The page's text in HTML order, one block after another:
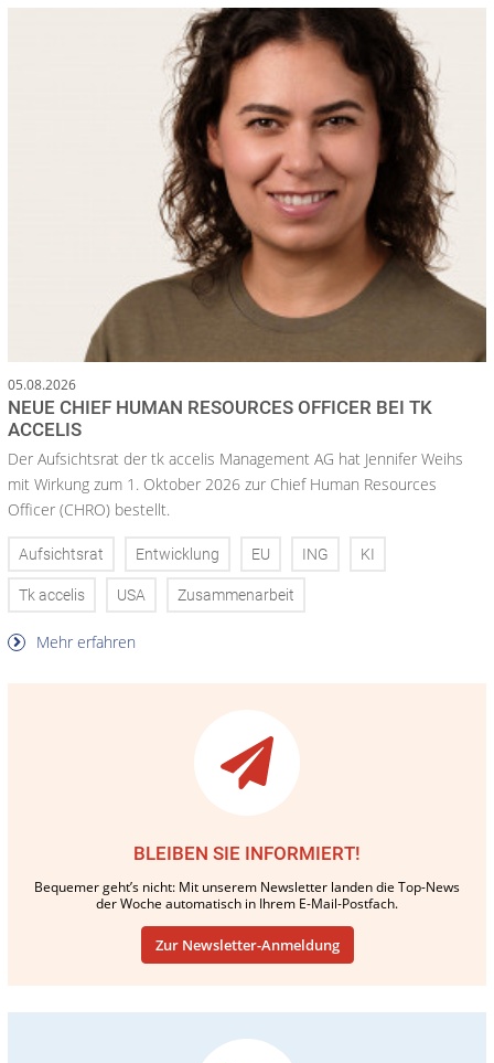
05.08.2026
NEUE CHIEF HUMAN RESOURCES OFFICER BEI TK
ACCELIS
Der Aufsichtsrat der tk accelis Management AG hat Jennifer Weihs
mit Wirkung zum 1. Oktober 2026 zur Chief Human Resources
Officer (CHRO) bestellt.
Aufsichtsrat Entwicklung EU ING KI
Tk accelis USA Zusammenarbeit
Mehr erfahren
BLEIBEN SIE INFORMIERT!
Bequemer geht’s nicht: Mit unserem Newsletter landen die Top-News
der Woche automatisch in Ihrem E-Mail-Postfach.
Zur Newsletter-Anmeldung